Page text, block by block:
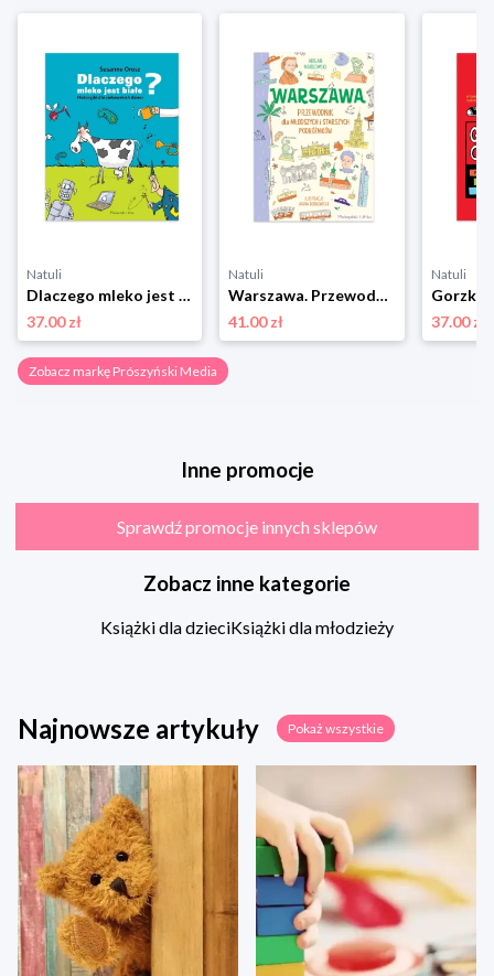
Natuli
Dlaczego mleko jest białe? Historyjki dla ciekawskich dzieci Prószyński media
37.00 zł
Natuli
Warszawa. Przewodnik dla młodszych i starszych podróżników Prószyński media
41.00 zł
Natuli
37.00 zł
Zobacz markę Prószyński Media
Inne promocje
Sprawdź promocje innych sklepów
Zobacz inne kategorie
Książki dla dzieciKsiążki dla młodzieży
Najnowsze artykuły Pokaż wszystkie